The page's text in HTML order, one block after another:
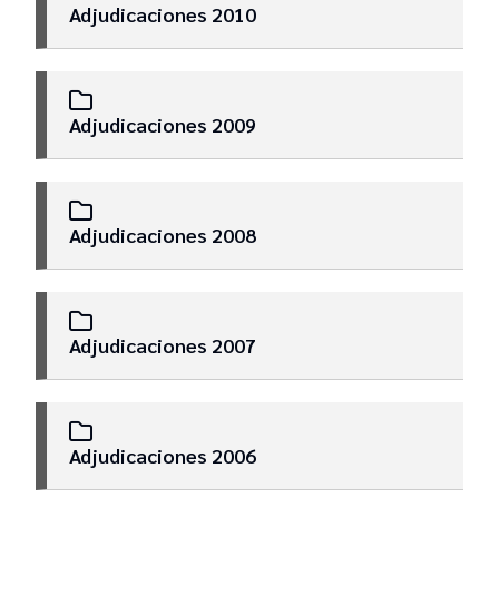
Adjudicaciones 2010
Adjudicaciones 2009
Adjudicaciones 2008
Adjudicaciones 2007
Adjudicaciones 2006